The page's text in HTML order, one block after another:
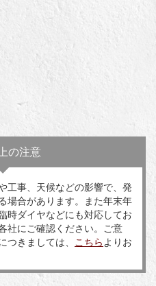
の注意
工事、天候などの影響で、発
場合があります。また年末年
時ダイヤなどにも対応してお
社にご確認ください。ご意
つきましては、
こちら よりお